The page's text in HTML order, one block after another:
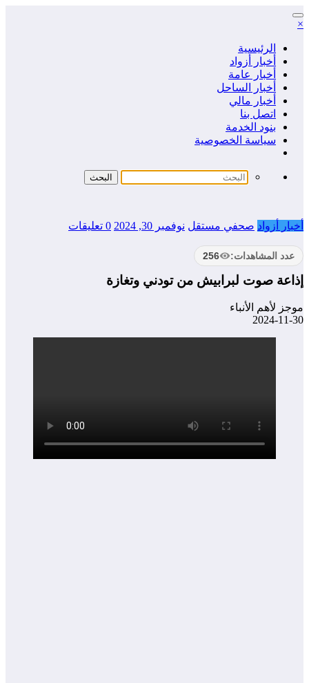
التجاوز
إلى
×
الرئيسية
أخبار أزواد
أخبار عامة
أخبار الساحل
أخبار مالي
اتصل بنا
بنود الخدمة
سياسة الخصوصية
أخبار أزواد صحفي مستقل نوفمبر 30, 2024 0 تعليقات
عدد المشاهدات: 256
إذاعة صوت لبرابيش من تودني وتغازة
موجز لأهم الأنباء
2024-11-30